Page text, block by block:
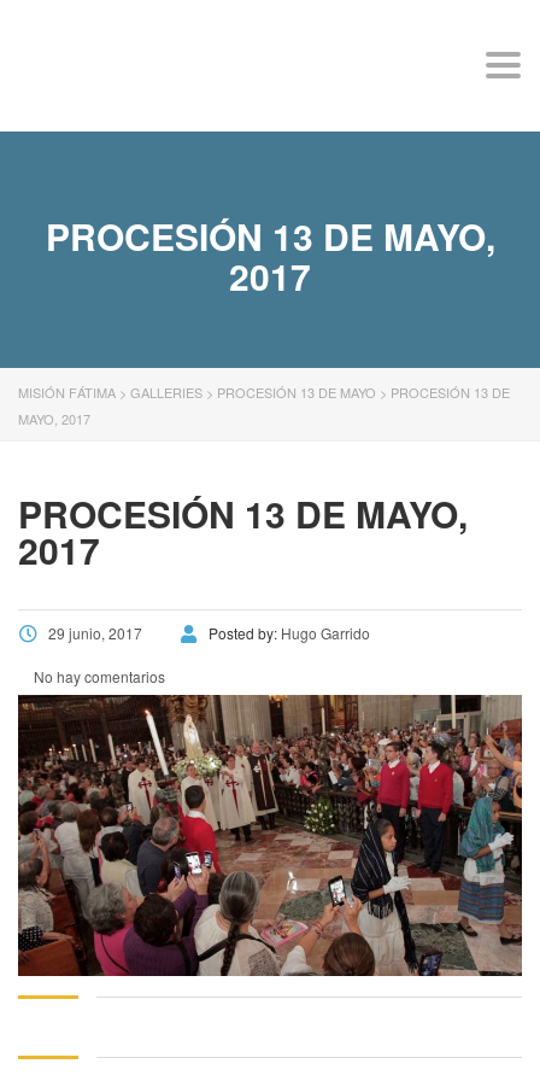
PROCESIÓN 13 DE MAYO,
2017
MISIÓN FÁTIMA > GALLERIES > PROCESIÓN 13 DE MAYO > PROCESIÓN 13 DE
MAYO, 2017
PROCESIÓN 13 DE MAYO,
2017
29 junio, 2017 Posted by: Hugo Garrido
No hay comentarios